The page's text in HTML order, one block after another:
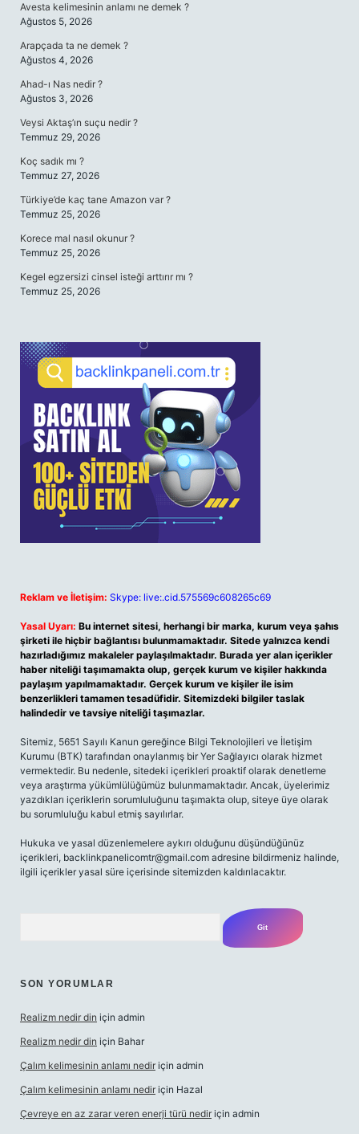
Avesta kelimesinin anlamı ne demek ?
Ağustos 5, 2026
Arapçada ta ne demek ?
Ağustos 4, 2026
Ahad-ı Nas nedir ?
Ağustos 3, 2026
Veysi Aktaş’ın suçu nedir ?
Temmuz 29, 2026
Koç sadık mı ?
Temmuz 27, 2026
Türkiye’de kaç tane Amazon var ?
Temmuz 25, 2026
Korece mal nasıl okunur ?
Temmuz 25, 2026
Kegel egzersizi cinsel isteği arttırır mı ?
Temmuz 25, 2026
Reklam ve İletişim: Skype: live:.cid.575569c608265c69
Yasal Uyarı: Bu internet sitesi, herhangi bir marka, kurum veya şahıs
şirketi ile hiçbir bağlantısı bulunmamaktadır. Sitede yalnızca kendi
hazırladığımız makaleler paylaşılmaktadır. Burada yer alan içerikler
haber niteliği taşımamakta olup, gerçek kurum ve kişiler hakkında
paylaşım yapılmamaktadır. Gerçek kurum ve kişiler ile isim
benzerlikleri tamamen tesadüfidir. Sitemizdeki bilgiler taslak
halindedir ve tavsiye niteliği taşımazlar.
Sitemiz, 5651 Sayılı Kanun gereğince Bilgi Teknolojileri ve İletişim
Kurumu (BTK) tarafından onaylanmış bir Yer Sağlayıcı olarak hizmet
vermektedir. Bu nedenle, sitedeki içerikleri proaktif olarak denetleme
veya araştırma yükümlülüğümüz bulunmamaktadır. Ancak, üyelerimiz
yazdıkları içeriklerin sorumluluğunu taşımakta olup, siteye üye olarak
bu sorumluluğu kabul etmiş sayılırlar.
Hukuka ve yasal düzenlemelere aykırı olduğunu düşündüğünüz
içerikleri, backlinkpanelicomtr@gmail.com adresine bildirmeniz halinde,
ilgili içerikler yasal süre içerisinde sitemizden kaldırılacaktır.
SON YORUMLAR
Realizm nedir din için admin
Realizm nedir din için Bahar
Çalım kelimesinin anlamı nedir için admin
Çalım kelimesinin anlamı nedir için Hazal
Çevreye en az zarar veren enerji türü nedir için admin